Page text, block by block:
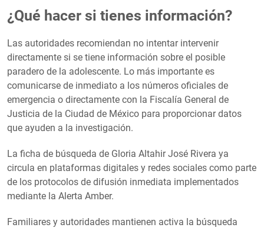
¿Qué hacer si tienes información?
Las autoridades recomiendan no intentar intervenir
directamente si se tiene información sobre el posible
paradero de la adolescente. Lo más importante es
comunicarse de inmediato a los números oficiales de
emergencia o directamente con la Fiscalía General de
Justicia de la Ciudad de México para proporcionar datos
que ayuden a la investigación.
La ficha de búsqueda de Gloria Altahir José Rivera ya
circula en plataformas digitales y redes sociales como parte
de los protocolos de difusión inmediata implementados
mediante la Alerta Amber.
Familiares y autoridades mantienen activa la búsqueda